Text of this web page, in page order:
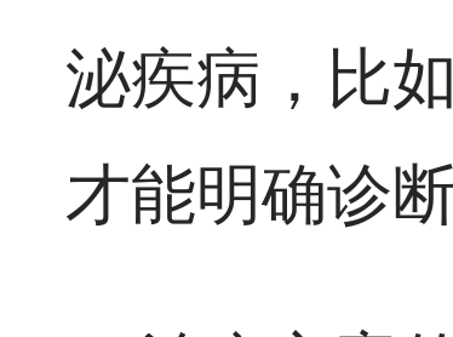
泌疾病，比
才能明确诊